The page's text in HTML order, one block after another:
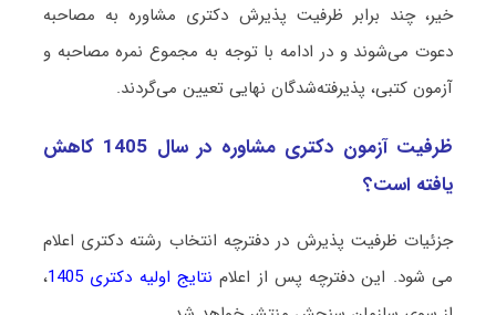
خیر، چند برابر ظرفیت پذیرش دکتری ﻣﺸﺎوره به مصاحبه
دعوت می‌شوند و در ادامه با توجه به مجموع نمره مصاحبه و
آزمون کتبی، پذیرفته‌شدگان نهایی تعیین می‌گردند.
ظرفیت آزمون دکتری ﻣﺸﺎوره در سال 1405 کاهش
یافته است؟
جزئیات ظرفیت پذیرش در دفترچه انتخاب رشته دکتری اعلام
می شود. این دفترچه پس از اعلام نتایج اولیه دکتری 1405
،